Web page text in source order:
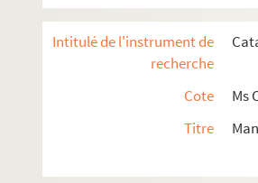
Intitulé de l'instrument de
recherche
Cote
Ms
Titre
COLLECTION CHIFLET
Fol. 9. Textes concernant